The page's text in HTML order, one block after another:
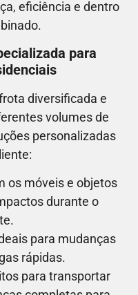
eficiência e dentro
para
diversificada e
volumes de
personalizadas
os móveis e objetos
durante o
para mudanças
rápidas.
para transportar